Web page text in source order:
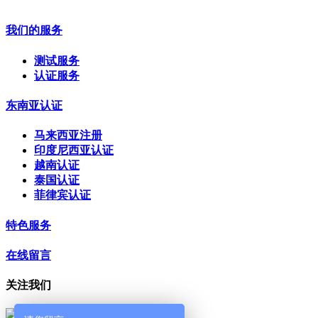
我们的服务
测试服务
认证服务
东南亚认证
马来西亚注册
印度尼西亚认证
越南认证
泰国认证
菲律宾认证
特色服务
在线留言
关注我们